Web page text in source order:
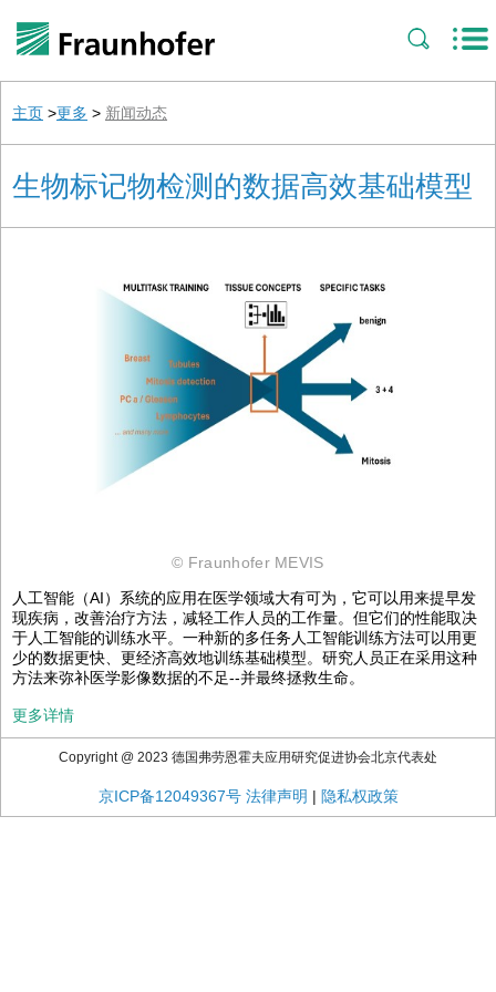
主页 >更多 > 新闻动态
生物标记物检测的数据高效基础模型
© Fraunhofer MEVIS
人工智能（AI）系统的应用在医学领域大有可为，它可以用来提早发
现疾病，改善治疗方法，减轻工作人员的工作量。但它们的性能取决
于人工智能的训练水平。一种新的多任务人工智能训练方法可以用更
少的数据更快、更经济高效地训练基础模型。研究人员正在采用这种
方法来弥补医学影像数据的不足--并最终拯救生命。
更多详情
Copyright @ 2023 德国弗劳恩霍夫应用研究促进协会北京代表处
京ICP备12049367号 法律声明 | 隐私权政策